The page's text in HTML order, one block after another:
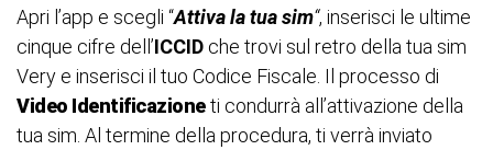
Apri l’app e scegli “Attiva la tua sim“, inserisci le ultime
cinque cifre dell’ICCID che trovi sul retro della tua sim
Very e inserisci il tuo Codice Fiscale. Il processo di
Video Identificazioneti condurrà all’attivazione della
tua sim. Al termine della procedura, ti verrà inviato